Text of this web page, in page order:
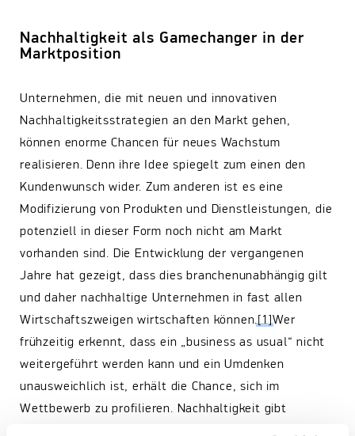
Nachhaltigkeit als Gamechanger in der
Marktposition
Unternehmen, die mit neuen und innovativen
Nachhaltigkeitsstrategien an den Markt gehen,
können enorme Chancen für neues Wachstum
realisieren. Denn ihre Idee spiegelt zum einen den
Kundenwunsch wider. Zum anderen ist es eine
Modifizierung von Produkten und Dienstleistungen, die
potenziell in dieser Form noch nicht am Markt
vorhanden sind. Die Entwicklung der vergangenen
Jahre hat gezeigt, dass dies branchenunabhängig gilt
und daher nachhaltige Unternehmen in fast allen
Wirtschaftszweigen wirtschaften können.[1]Wer
frühzeitig erkennt, dass ein „business as usual“ nicht
weitergeführt werden kann und ein Umdenken
unausweichlich ist, erhält die Chance, sich im
Wettbewerb zu profilieren. Nachhaltigkeit gibt